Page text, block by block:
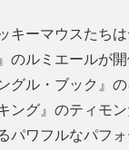
キーマウスたち
のルミエールが
グル・ブック』
ング』のティモ
パワフルなパフ